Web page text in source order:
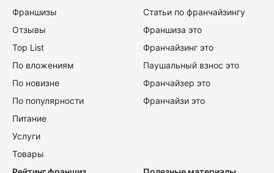
Франшизы
Отзывы
Top List
По вложениям
По новизне
По популярности
Питание
Услуги
Товары
Статьи по франчайзингу
Франшиза это
Франчайзинг это
Паушальный взнос это
Франчайзер это
Франчайзи это